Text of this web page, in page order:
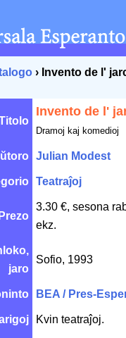
› Invento de l'
Invento de l'
Dramoj kaj komedioj
Julian Modest
Teatraĵoj
Prezo
3.30 €, sesona
ekz.
jaro
Sofio, 1993
BEA / Pres-
Kvin teatraĵoj.